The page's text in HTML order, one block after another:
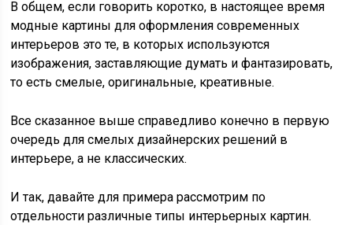
В общем, если говорить коротко, в настоящее время
модные картины для оформления современных
интерьеров это те, в которых используются
изображения, заставляющие думать и фантазировать,
то есть смелые, оригинальные, креативные.
Все сказанное выше справедливо конечно в первую
очередь для смелых дизайнерских решений в
интерьере, а не классических.
И так, давайте для примера рассмотрим по
отдельности различные типы интерьерных картин.